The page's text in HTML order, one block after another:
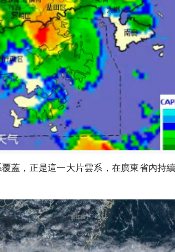
蓋，正是這一大片雲系，在廣東省內持